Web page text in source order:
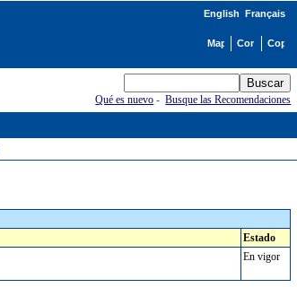
English Français
Qué es nuevo -Busque las Recomendaciones
Estado
En vigor